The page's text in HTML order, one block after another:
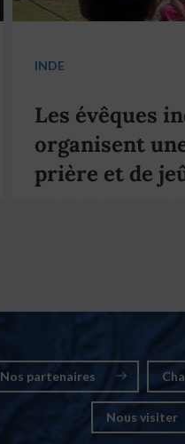
INDE
Les évêques
organisent
prière et de
Nos partenaires
Nous visiter